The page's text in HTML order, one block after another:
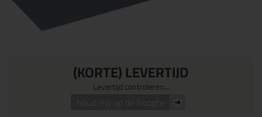
(KORTE) LEVERTIJD
Levertijd controleren...